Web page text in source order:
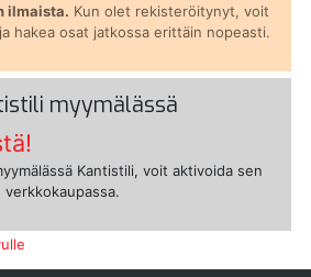
ilmaista. Kun olet rekisteröitynyt, voit
hakea osat jatkossa erittäin nopeasti.
myymälässä
Kantistili, voit aktivoida sen